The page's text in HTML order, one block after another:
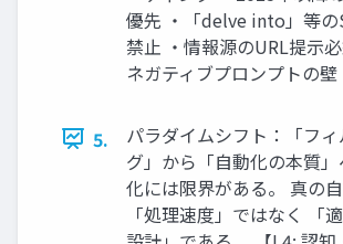
優先 ・「delve into」等
禁止 ・情報源のURL提示
ネガティブプロンプトの壁
5.
パラダイムシフト：「フ
グ」から「自動化の本質
化には限界がある。 真の
「処理速度」ではなく 「